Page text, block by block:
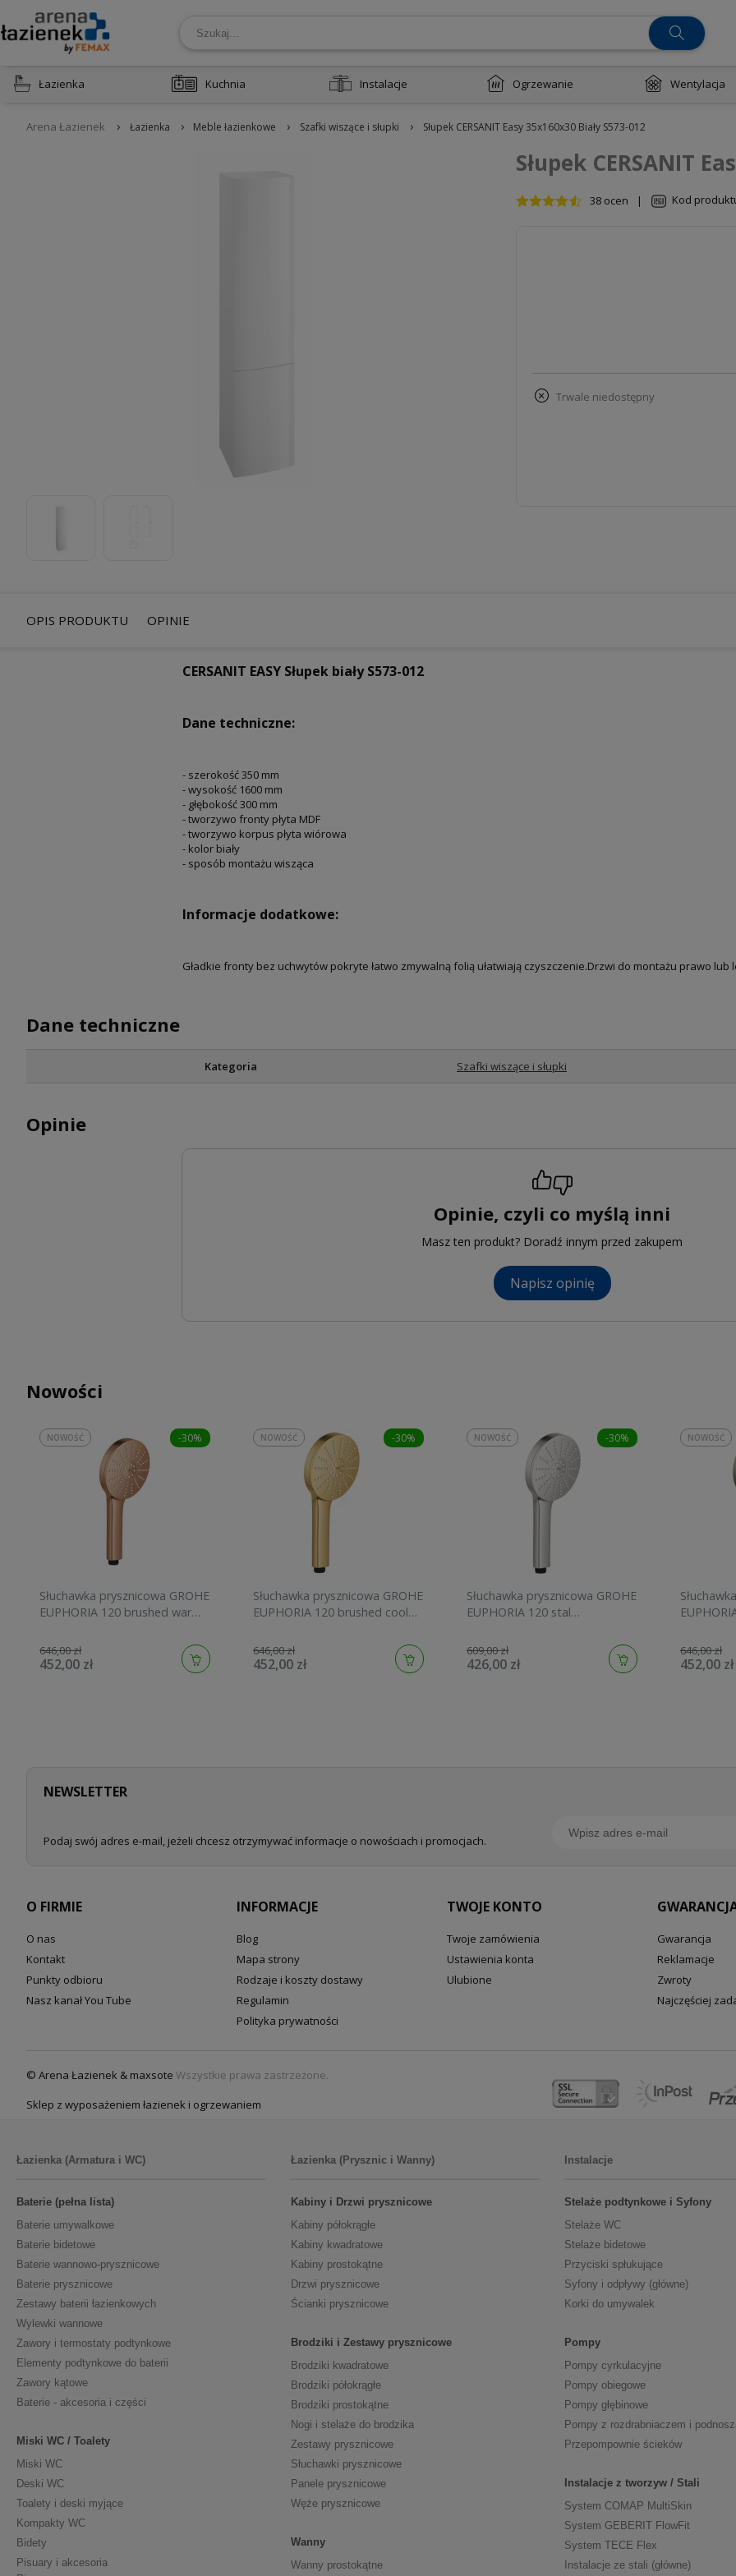
Łazienka Kuchnia Instalacje Ogrzewanie Wentylacja
Arena Łazienek › Łazienka › Meble łazienkowe › Szafki wiszące i słupki › Słupek CERSANIT Easy 35x160x30 Biały S573-012
Słupek CERSANIT
38 ocen | Kod
trwale niedostępny
OPIS PRODUKTU OPINIE
CERSANIT EASY Słupek biały S573-012
Dane techniczne:
- szerokość 350 mm
- wysokość 1600 mm
- głębokość 300 mm
- tworzywo fronty płyta MDF
- tworzywo korpus płyta wiórowa
- kolor biały
- sposób montażu wisząca
Informacje dodatkowe:
Gładkie fronty bez uchwytów pokryte łatwo zmywalną folią ułatwiają czyszczenie.Drzwi do montażu prawo lub
Dane techniczne
Kategoria Szafki wiszące i słupki
Opinie
Opinie, czyli co myślą inni
Masz ten produkt? Doradź innym przed zakupem
Napisz opinię
Nowości
-30%
Słuchawka prysznicowa GROHE
EUPHORIA 120 brushed warm
646,00 zł
452,00 zł
NOWOŚĆ -30%
Słuchawka prysznicowa GROHE
EUPHORIA 120 brushed cool
646,00 zł
452,00 zł
NOWOŚĆ -30%
Słuchawka prysznicowa GROHE
EUPHORIA 120 stal
609,00 zł
426,00 zł
NOWOŚĆ
646,00 zł
452,00 zł
NOWOŚĆ
NEWSLETTER
Podaj swój adres e-mail, jeżeli chcesz otrzymywać informacje o nowościach i promocjach.
O FIRMIE
O nas
Kontakt
Punkty odbioru
Nasz kanał You Tube
INFORMACJE
Blog
Mapa strony
Rodzaje i koszty dostawy
Regulamin
Polityka prywatności
TWOJE KONTO
Twoje zamówienia
Ustawienia konta
Ulubione
Gwarancja
Reklamacje
Zwroty
Najczęściej
© Arena Łazienek & maxsote Wszystkie prawa zastrzeżone.
Sklep z wyposażeniem łazienek i ogrzewaniem
Łazienka (Armatura i WC)
Baterie (pełna lista)
Baterie umywalkowe
Baterie bidetowe
Baterie wannowo-prysznicowe
Baterie prysznicowe
Zestawy baterii łazienkowych
Wylewki wannowe
Zawory i termostaty podtynkowe
Elementy podtynkowe do baterii
Zawory kątowe
Baterie - akcesoria i części
Miski WC / Toalety
Miski WC
Deski WC
Toalety i deski myjące
Kompakty WC
Bidety
Pisuary i akcesoria
Łazienka (Prysznic i Wanny)
Kabiny i Drzwi prysznicowe
Kabiny półokrągłe
Kabiny kwadratowe
Kabiny prostokątne
Drzwi prysznicowe
Ścianki prysznicowe
Brodziki i Zestawy prysznicowe
Brodziki kwadratowe
Brodziki półokrągłe
Brodziki prostokątne
Nogi i stelaże do brodzika
Zestawy prysznicowe
Słuchawki prysznicowe
Panele prysznicowe
Węże prysznicowe
Wanny
Wanny prostokątne
Instalacje
Stelaże podtynkowe i Syfony
Stelaże WC
Stelaże bidetowe
Przyciski spłukujące
Syfony i odpływy (główne)
Korki do umywalek
Pompy
Pompy cyrkulacyjne
Pompy obiegowe
Pompy głębinowe
Pompy z rozdrabniaczem i
Przepompownie ścieków
Instalacje z tworzyw / Stali
System COMAP MultiSkin
System GEBERIT FlowFit
System TECE Flex
Instalacje ze stali (główne)